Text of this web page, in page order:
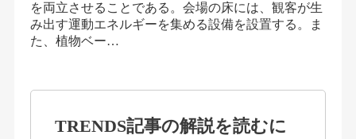
を両立させることである。会場の床には、観客が生
み出す運動エネルギーを集める設備を設置する。ま
た、植物ベー…
TRENDS記事の解説を読むに